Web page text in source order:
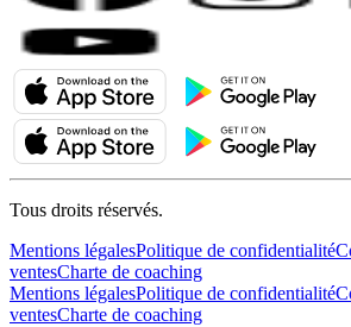
Tous droits réservés.
Mentions légalesPolitique de confidentialité
ventesCharte de coaching
Mentions légalesPolitique de confidentialité
ventesCharte de coaching